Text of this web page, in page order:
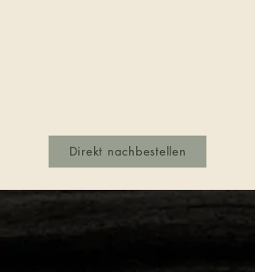
Direkt nachbestellen